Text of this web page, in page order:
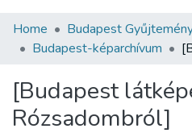
Communities & Collections
Statistics
About us
Home Budapest
Budapest-képarchívum
[Budapest
Rózsadombról]